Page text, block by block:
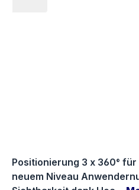
Positionierung 3 x 360°
neuem Niveau